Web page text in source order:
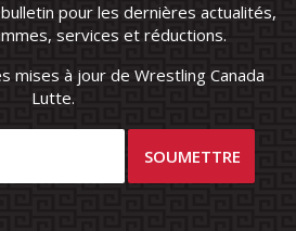
pour les dernières actualités,
services et réductions.
mises à jour de Wrestling Canada
Lutte.